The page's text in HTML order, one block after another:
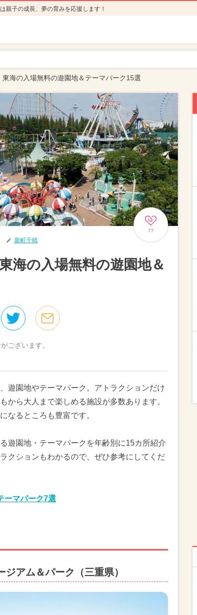
親子の成長、夢の育みを応援します！
海の入場無料の遊園地＆テーマパーク15選
77
新町千晴
の入場無料の遊園地＆
ございます。
遊園地やテーマパーク。アトラクションだけ
から大人まで楽しめる施設が多数あります。
なるところも豊富です。
遊園地・テーマパークを年齢別に15カ所紹介
クションもわかるので、ぜひ参考にしてくだ
ーマパーク7選
アム＆パーク（三重県）